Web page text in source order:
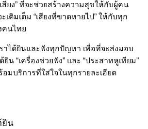
ยง” ที่จะช่วยสร้างความสุขให้กับผู้คน
เติมเต็ม “เสียงที่ขาดหายไป” ให้กับทุก
นไทย
าได้ยินและฟังทุกปัญหา เพื่อที่จะส่งมอบ
น “เครื่องช่วยฟัง” และ “ประสาทหูเทียม”
มบริการที่ใส่ใจในทุกรายละเอียด
ยิน